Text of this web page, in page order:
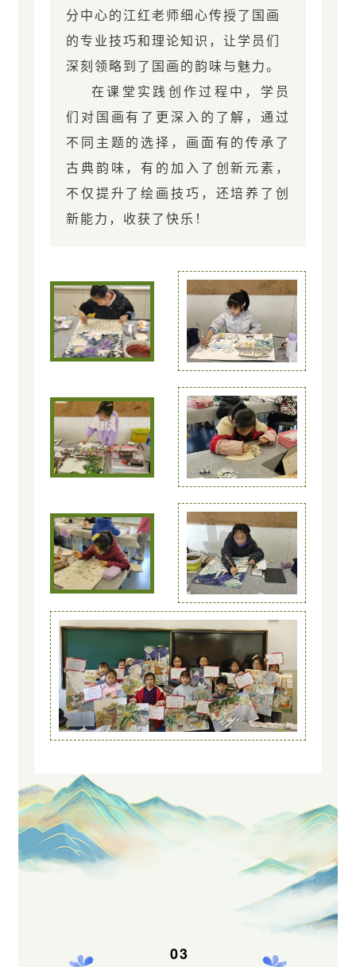
分中心的江红老师细心传授了国画
的专业技巧和理论知识，让学员们
深刻领略到了国画的韵味与魅力。
在课堂实践创作过程中，学员
们对国画有了更深入的了解，通过
不同主题的选择，画面有的传承了
古典韵味，有的加入了创新元素，
不仅提升了绘画技巧，还培养了创
新能力，收获了快乐！
03